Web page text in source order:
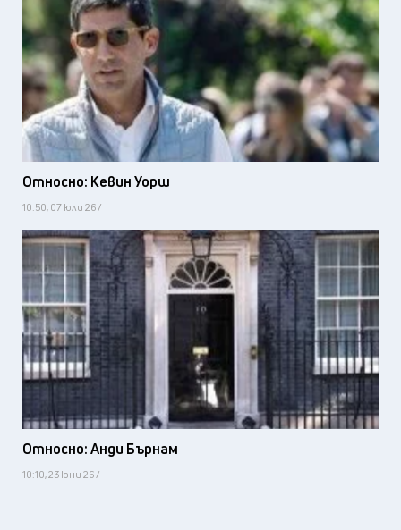
Относно: Кевин Уорш
10:50, 07 юли 26 /
Относно: Анди Бърнам
10:10, 23 юни 26 /